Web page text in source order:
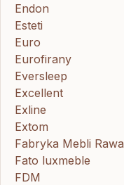
Endon
Esteti
Euro
Eurofirany
Eversleep
Excellent
Exline
Extom
Fabryka Mebli Rawa
Fato luxmeble
FDM